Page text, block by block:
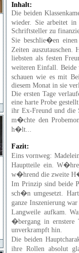
Inhalt:
Die beiden
wieder. Sie arbeitet
Schriftsteller zu
Sie beschlie�en
Zeiten
liebsten als festen
weiteren Einfall. Beide
schauen wie es mit
diesem Monat in sie
Die ersten Tage
eine harte Probe
ihr Ex-Freund und die
m�chte den
h�lt...
Fazit:
Eins vornweg:
Hauptteile ein.
w�hrend die zweite
Im Prinzip sind beide
sch�n umgesetzt.
ganze Inszenierung
Langweile aufkam.
�bergang in ernstere
unverkrampft hin.
Die beiden
ihre Rollen absolut